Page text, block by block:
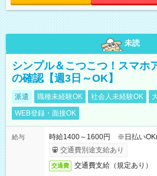
未読
シンプル＆こつこつ！スマホ
の確認【週3日～OK】
派遣 職種未経験OK 社会人未経験OK
WEB登録・面接OK
給与
時給1400～1600円 ※日払い
交通費別途支給あり
交通費 交通費支給（規定あり）